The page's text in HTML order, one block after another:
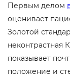
Первым делом
оценивает
Золотой
неконтрастная
показывает
положение и